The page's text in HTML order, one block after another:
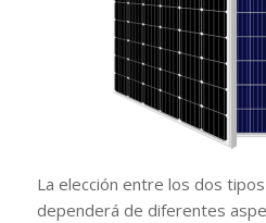
La elección entre los dos
dependerá de diferentes